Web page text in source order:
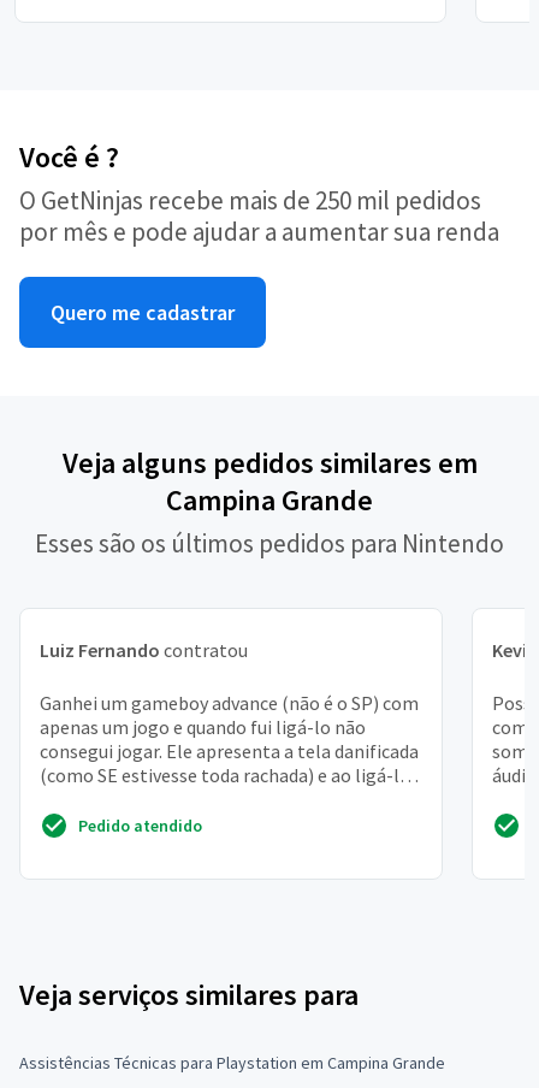
Você é ?
O GetNinjas recebe mais de 250 mil pedidos
por mês e pode ajudar a aumentar sua renda
Quero me cadastrar
Veja alguns pedidos similares em
Campina Grande
Esses são os últimos pedidos para Nintendo
Luiz Fernando contratou
Ganhei um gameboy advance (não é o SP) com
apenas um jogo e quando fui ligá-lo não
consegui jogar. Ele apresenta a tela danificada
(como SE estivesse toda rachada) e ao ligá-lo
Pedido atendido
Kevin
com
Veja serviços similares para
Assistências Técnicas para Playstation em Campina Grande